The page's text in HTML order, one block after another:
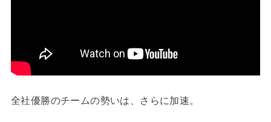
全社優勝のチームの勢いは、さらに加速。